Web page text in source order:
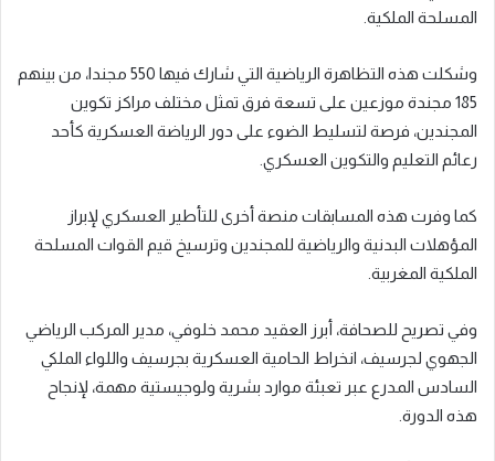
المسلحة الملكية.
وشكلت هذه التظاهرة الرياضية التي شارك فيها 550 مجندا، من بينهم
185 مجندة موزعين على تسعة فرق تمثل مختلف مراكز تكوين
المجندين، فرصة لتسليط الضوء على دور الرياضة العسكرية كأحد
رعائم التعليم والتكوين العسكري.
كما وفرت هذه المسابقات منصة أخرى للتأطير العسكري لإبراز
المؤهلات البدنية والرياضية للمجندين وترسيخ قيم القوات المسلحة
الملكية المغربية.
وفي تصريح للصحافة، أبرز العقيد محمد خلوفي، مدير المركب الرياضي
الجهوي لجرسيف، انخراط الحامية العسكرية بجرسيف واللواء الملكي
السادس المدرع عبر تعبئة موارد بشرية ولوجيستية مهمة، لإنجاح
هذه الدورة.